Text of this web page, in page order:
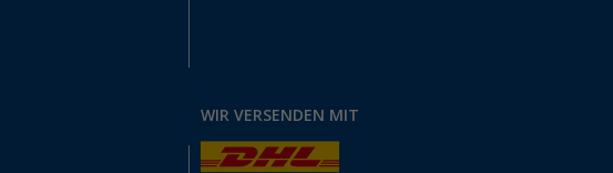
WIR VERSENDEN MIT